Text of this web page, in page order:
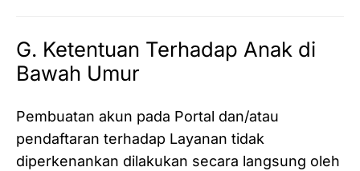
G. Ketentuan Terhadap Anak di
Bawah Umur
Pembuatan akun pada Portal dan/atau
pendaftaran terhadap Layanan tidak
diperkenankan dilakukan secara langsung oleh